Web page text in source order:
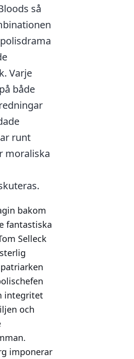
så
Varje
både
runt
moraliska
bakom
fantastiska
Selleck
integritet
och
imponerar